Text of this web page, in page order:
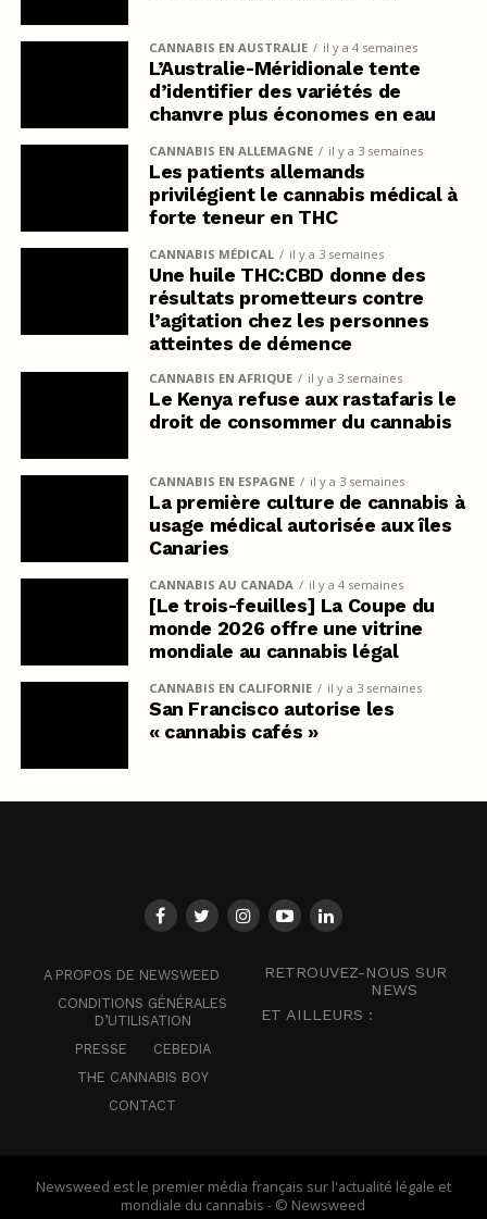
CANNABIS EN AUSTRALIE il y a 4 semaines
L’Australie-Méridionale tente
d’identifier des variétés de
chanvre plus économes en eau
CANNABIS EN ALLEMAGNE il y a 3 semaines
Les patients allemands
privilégient le cannabis médical à
forte teneur en THC
CANNABIS MÉDICAL il y a 3 semaines
Une huile THC:CBD donne des
résultats prometteurs contre
l’agitation chez les personnes
atteintes de démence
CANNABIS EN AFRIQUE il y a 3 semaines
Le Kenya refuse aux rastafaris le
droit de consommer du cannabis
CANNABIS EN ESPAGNE il y a 3 semaines
La première culture de cannabis à
usage médical autorisée aux îles
Canaries
CANNABIS AU CANADA il y a 4 semaines
[Le trois-feuilles] La Coupe du
monde 2026 offre une vitrine
mondiale au cannabis légal
CANNABIS EN CALIFORNIE il y a 3 semaines
San Francisco autorise les
« cannabis cafés »
A PROPOS DE NEWSWEED
CONDITIONS GÉNÉRALES
D’UTILISATION
PRESSE
CEBEDIA
THE CANNABIS BOY
CONTACT
RETROUVEZ-NOUS SUR
NEWS
ET AILLEURS :
Newsweed est le premier média français sur l'actualité légale et
mondiale du cannabis - © Newsweed